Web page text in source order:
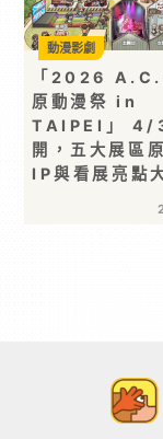
「2026
原動漫祭 in
TAIPEI」 4/
開，五大展區
IP與看展亮點
動漫影劇
開啟跨